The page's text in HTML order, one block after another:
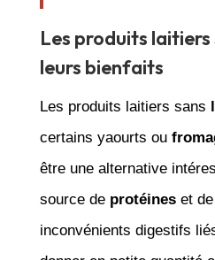
Les produits
leurs bienfaits
Les produits laitiers sans
certains yaourts ou
être une alternative
source de protéineset de
inconvénients digestifs